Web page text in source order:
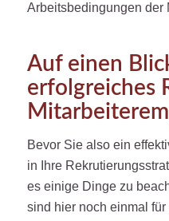
Arbeitsbedingungen der
Auf einen
erfolgreiches
Bevor Sie also ein
in Ihre
es einige Dinge zu
sind hier noch einmal